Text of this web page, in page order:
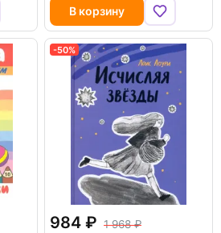
В корзину
-50%
984
1 968